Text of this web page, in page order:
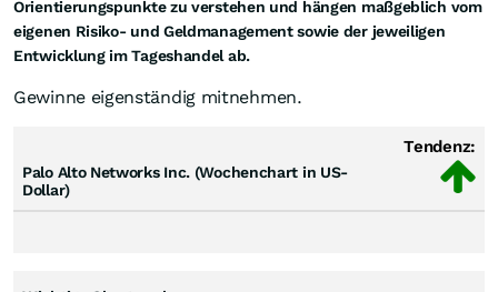
Orientierungspunkte zu verstehen und hängen maßgeblich vom
eigenen Risiko- und Geldmanagement sowie der jeweiligen
Entwicklung im Tageshandel ab.
Gewinne eigenständig mitnehmen.
Palo Alto Networks Inc. (Wochenchart in US-
Dollar)
Tendenz: